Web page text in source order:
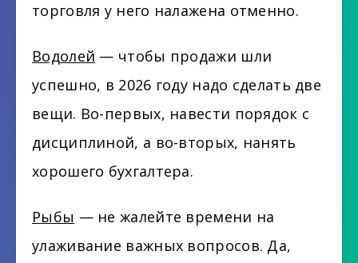
торговля у него налажена отменно.
Водолей — чтобы продажи шли
успешно, в 2026 году надо сделать две
вещи. Во-первых, навести порядок с
дисциплиной, а во-вторых, нанять
хорошего бухгалтера.
Рыбы — не жалейте времени на
улаживание важных вопросов. Да,